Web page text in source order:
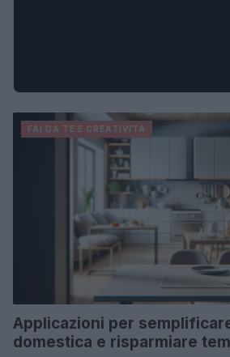
FAI DA TE E CREATIVITÀ
Applicazioni per
domestica e risparmiare